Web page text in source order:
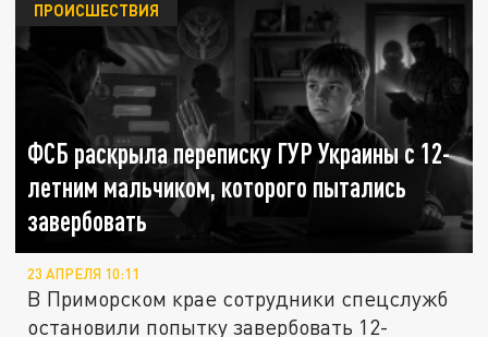
ФСБ раскрыла переписку ГУР Украины с 12-
летним мальчиком, которого пытались
завербовать
ПРОИСШЕСТВИЯ
23 АПРЕЛЯ 10:11
В Приморском крае сотрудники спецслужб
остановили попытку завербовать 12-